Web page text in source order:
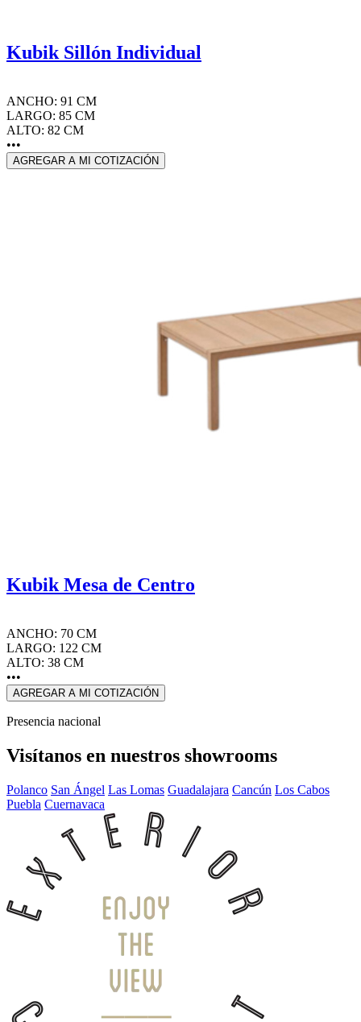
Kubik Sillón Individual
ANCHO: 91 CM
LARGO: 85 CM
ALTO: 82 CM
•••
AGREGAR A MI COTIZACIÓN
Kubik Mesa de Centro
ANCHO: 70 CM
LARGO: 122 CM
ALTO: 38 CM
•••
AGREGAR A MI COTIZACIÓN
Presencia nacional
Visítanos en nuestros showrooms
Polanco San Ángel Las Lomas Guadalajara Cancún Los Cabos
Puebla Cuernavaca